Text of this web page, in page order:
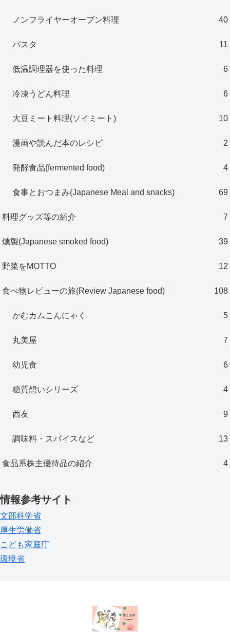
ノンフライヤーオーブン料理 40
パスタ 11
低温調理器を使った料理 6
冷凍うどん料理 6
大豆ミート料理(ソイミート) 10
漫画や読んだ本のレシピ 2
発酵食品(fermented food) 4
食事とおつまみ(Japanese Meal and snacks) 69
料理グッズ等の紹介 7
燻製(Japanese smoked food) 39
野菜をMOTTO 12
食べ物レビューの旅(Review Japanese food) 108
かむカムこんにゃく 5
丸美屋 7
幼児食 6
糖質想いシリーズ 4
西友 9
調味料・スパイスなど 13
食品系株主優待品の紹介 4
情報参考サイト
文部科学省
厚生労働省
こども家庭庁
環境省